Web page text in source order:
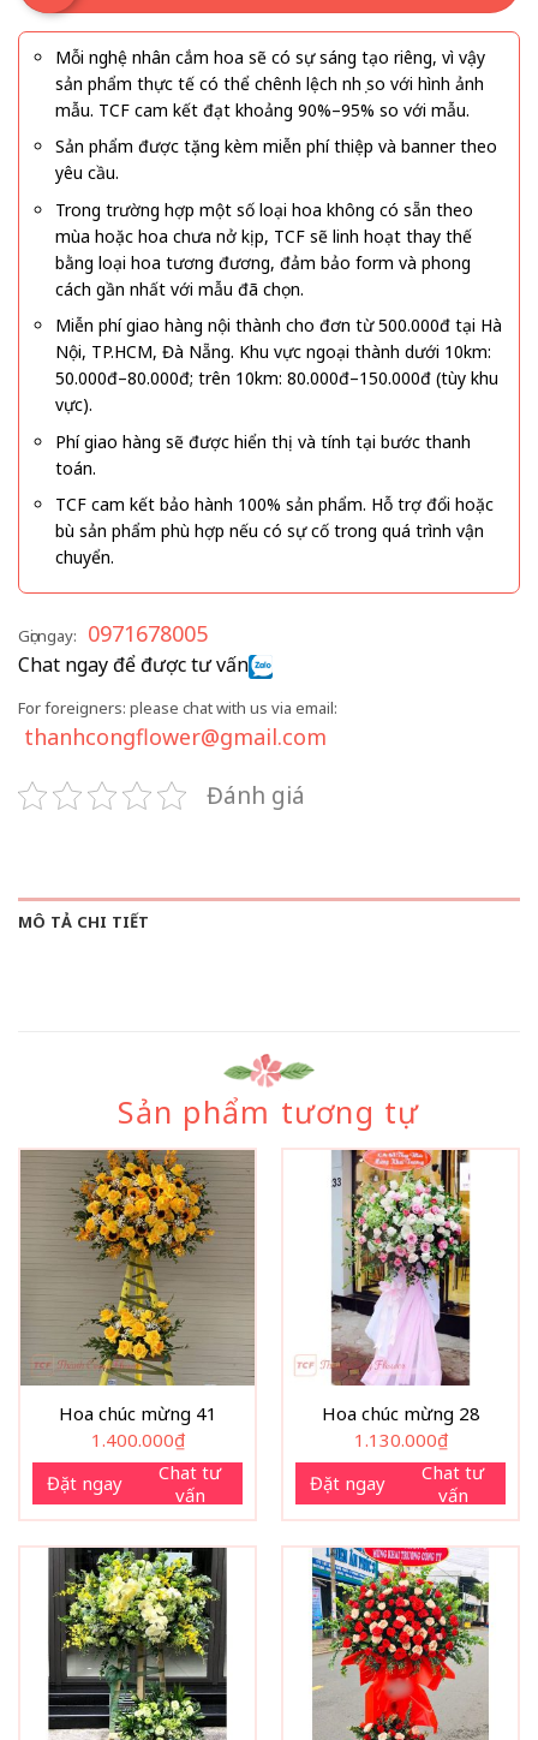
Mỗi nghệ nhân cắm hoa sẽ có sự sáng tạo riêng, vì vậy
sản phẩm thực tế có thể chênh lệch nhẹ so với hình ảnh
mẫu. TCF cam kết đạt khoảng 90%–95% so với mẫu.
Sản phẩm được tặng kèm miễn phí thiệp và banner theo
yêu cầu.
Trong trường hợp một số loại hoa không có sẵn theo
mùa hoặc hoa chưa nở kịp, TCF sẽ linh hoạt thay thế
bằng loại hoa tương đương, đảm bảo form và phong
cách gần nhất với mẫu đã chọn.
Miễn phí giao hàng nội thành cho đơn từ 500.000đ tại Hà
Nội, TP.HCM, Đà Nẵng. Khu vực ngoại thành dưới 10km:
50.000đ–80.000đ; trên 10km: 80.000đ–150.000đ (tùy khu
vực).
Phí giao hàng sẽ được hiển thị và tính tại bước thanh
toán.
TCF cam kết bảo hành 100% sản phẩm. Hỗ trợ đổi hoặc
bù sản phẩm phù hợp nếu có sự cố trong quá trình vận
chuyển.
Gọi ngay: 0971678005
Chat ngay để được tư vấn
For foreigners: please chat with us via email:
thanhcongflower@gmail.com
Đánh giá
MÔ TẢ CHI TIẾT
Sản phẩm tương tự
Hoa chúc mừng 41
1.400.000₫
Đặt ngay
Chat tư
vấn
Hoa chúc mừng 28
1.130.000₫
Đặt ngay
Chat tư
vấn